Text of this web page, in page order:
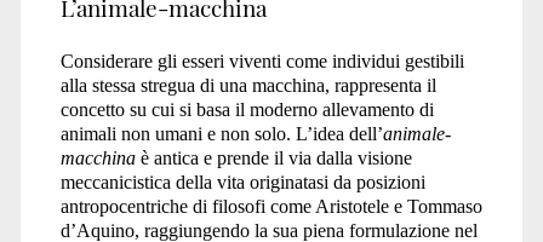
L’animale-macchina
Considerare gli esseri viventi come individui gestibili
alla stessa stregua di una macchina, rappresenta il
concetto su cui si basa il moderno allevamento di
animali non umani e non solo. L’idea dell’animale-
macchinaè antica e prende il via dalla visione
meccanicistica della vita originatasi da posizioni
antropocentriche di filosofi come Aristotele e Tommaso
d’Aquino, raggiungendo la sua piena formulazione nel